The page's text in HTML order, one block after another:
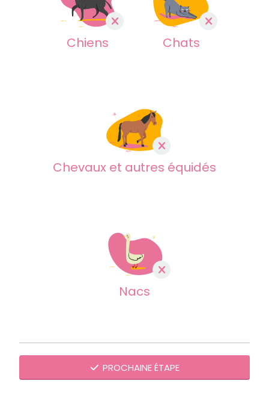
Chiens Chats
Chevaux et autres équidés
Nacs
PROCHAINE ÉTAPE